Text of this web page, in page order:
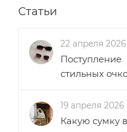
Статьи
22 апреля 2026
Поступление
стильных
19 апреля 2026
Какую сумку